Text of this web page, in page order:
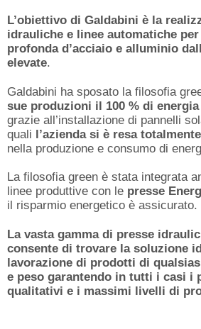
L’obiettivo di Galdabini è la
idrauliche e linee automatiche
profonda d’acciaio e alluminio
elevate.
Galdabini ha sposato la filosofia
sue produzioni il 100 % di
grazie all’installazione di pannelli
quali l’azienda si è resa
nella produzione e consumo di
La filosofia green è stata integrata
linee produttive con le presse
il risparmio energetico è assicurato.
La vasta gamma di presse
consente di trovare la soluzione
lavorazione di prodotti di
e peso garantendo in tutti i casi i
qualitativi e i massimi livelli di